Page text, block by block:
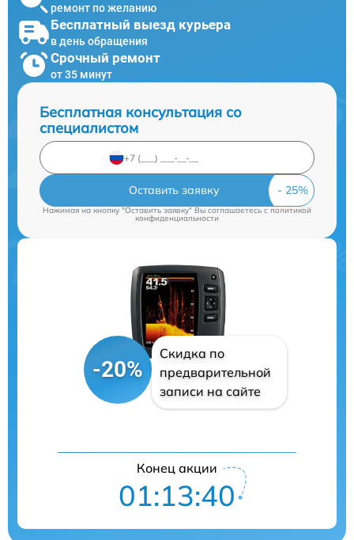
ремонт по желанию
Бесплатный выезд курьера
в день обращения
Срочный ремонт
от 35 минут
Бесплатная консультация со
специалистом
Оставить заявку
Нажимая на кнопку "Оставить заявку" Вы соглашаетесь cполитикой
конфиденциальности
-20%
Скидка по
предварительной
записи на сайте
Конец акции
01:13:39